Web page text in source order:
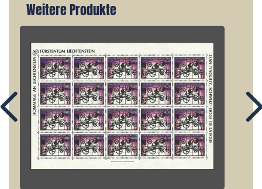
Weitere Produkte